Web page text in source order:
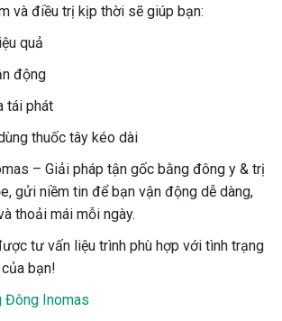
và điều trị kịp thời sẽ giúp bạn:
quả
động
tái phát
thuốc tây kéo dài
– Giải pháp tận gốc bằng đông y & trị
gửi niềm tin để bạn vận động dễ dàng,
thoải mái mỗi ngày.
tư vấn liệu trình phù hợp với tình trạng
bạn!
Đông Inomas